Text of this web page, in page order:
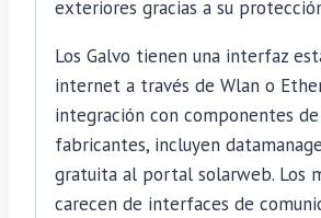
exteriores gracias a su
Los Galvo tienen una interfaz
internet a través de Wlan o
integración con componentes
fabricantes, incluyen
gratuita al portal solarweb. Los
carecen de interfaces de